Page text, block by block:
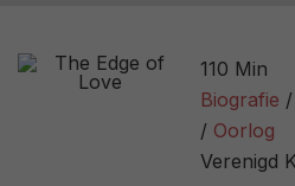
6,1/ 19960
39% / 57
110 Min
Biografie
Oorlog
Verenigd